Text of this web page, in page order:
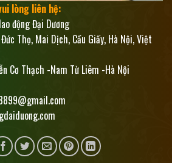
lòng liên hệ:
động Đại Dương
Thọ, Mai Dịch, Cầu Giấy, Hà Nội, Việt
Cơ Thạch -Nam Từ Liêm -Hà Nội